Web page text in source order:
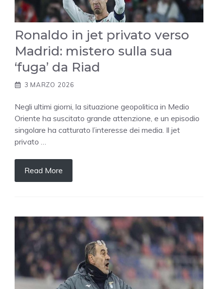
Ronaldo in jet privato verso
Madrid: mistero sulla sua
‘fuga’ da Riad
3 MARZO 2026
Negli ultimi giorni, la situazione geopolitica in Medio
Oriente ha suscitato grande attenzione, e un episodio
singolare ha catturato l’interesse dei media. Il jet
privato …
Read More